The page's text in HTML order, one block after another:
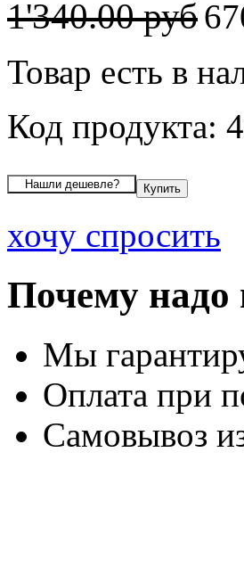
1'340.00 руб
Товар есть в
Код продукта:
хочу спросить
Почему надо
Мы
Оплата при
Самовывоз